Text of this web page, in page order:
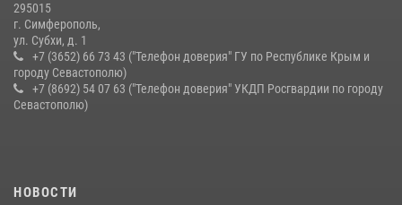
295015
г. Симферополь,
ул. Субхи, д. 1
+7 (3652) 66 73 43 ("Телефон доверия" ГУ по Республике Крым и
городу Севастополю)
+7 (8692) 54 07 63 ("Телефон доверия" УКДП Росгвардии по городу
Севастополю)
НОВОСТИ